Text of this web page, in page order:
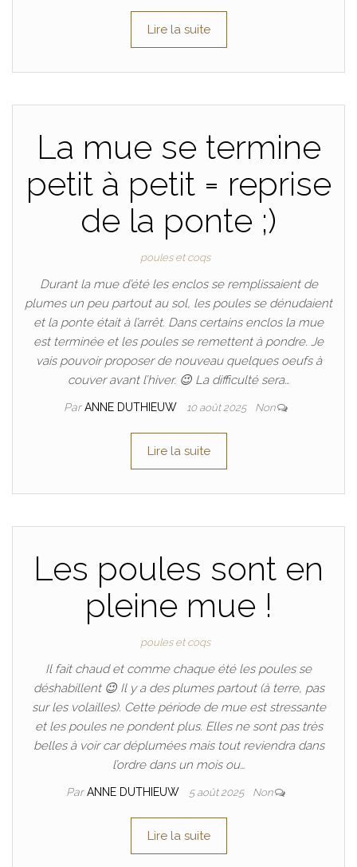
Lire la suite
La mue se termine
petit à petit = reprise
de la ponte ;)
poules et coqs
Durant la mue d’été les enclos se remplissaient de
plumes un peu partout au sol, les poules se dénudaient
et la ponte était à l’arrêt. Dans certains enclos la mue
est terminée et les poules se remettent à pondre. Je
vais pouvoir proposer de nouveau quelques oeufs à
couver avant l’hiver. 😉 La difficulté sera…
ParANNE DUTHIEUW 10 août 2025 Non
Lire la suite
Les poules sont en
pleine mue !
poules et coqs
Il fait chaud et comme chaque été les poules se
déshabillent 😉 Il y a des plumes partout (à terre, pas
sur les volailles). Cette période de mue est stressante
et les poules ne pondent plus. Elles ne sont pas très
belles à voir car déplumées mais tout reviendra dans
l’ordre dans un mois ou…
ParANNE DUTHIEUW 5 août 2025 Non
Lire la suite